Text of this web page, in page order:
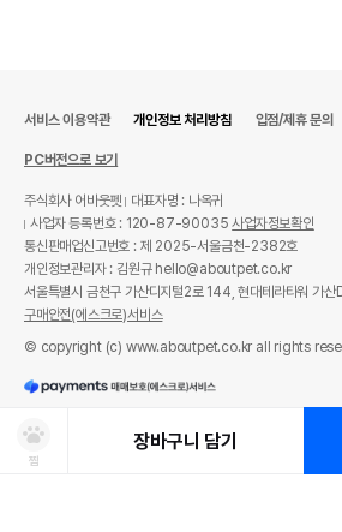
찜
장바구니 담기
서비스 이용약관 개인정보 처리방침 입점/제휴 문의
PC버전으로 보기
주식회사 어바웃펫
대표자명 : 나옥귀
사업자 등록번호 : 120-87-90035사업자정보확인
통신판매업신고번호 : 제 2025-서울금천-2382호
개인정보관리자 : 김원규 hello@aboutpet.co.kr
서울특별시 금천구 가산디지털2로 144, 현대테라타워 가
구매안전(에스크로)서비스
© copyright (c) www.aboutpet.co.kr all rights